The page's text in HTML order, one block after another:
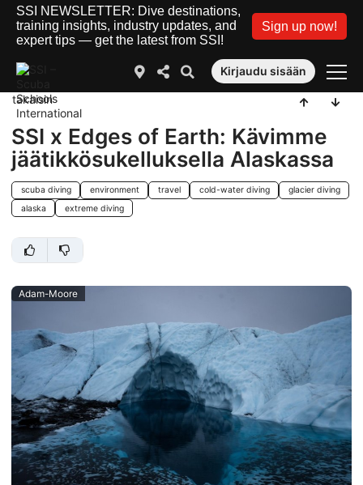
SSI NEWSLETTER: Dive destinations,
training insights, industry updates, and
expert tips — get the latest from SSI!
Sign up now!
Kirjaudu sisään
takaisin
SSI x Edges of Earth: Kävimme
jäätikkösukelluksella Alaskassa
scuba diving environment travel cold-water diving
glacier diving
alaska
extreme diving
Adam-Moore